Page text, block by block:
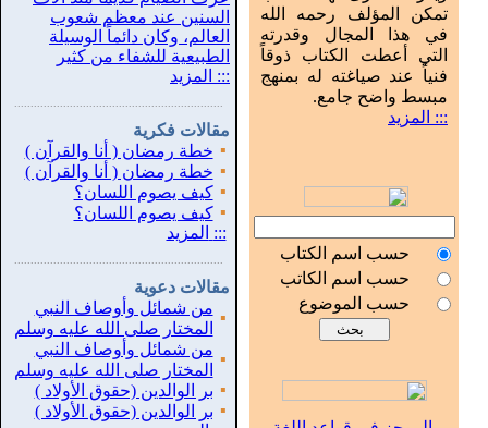
السنين عند معظم شعوب
العالم، وكان دائماً الوسيلة
الطبيعية للشفاء من كثير
::: المزيد
مقالات فكرية
▪ خطة رمضان ( أنا والقرآن )
▪ خطة رمضان ( أنا والقرآن )
▪ كيف يصوم اللسان؟
▪ كيف يصوم اللسان؟
::: المزيد
مقالات دعوية
▪
من شمائل وأوصاف النبي
المختار صلى الله عليه وسلم
▪
من شمائل وأوصاف النبي
المختار صلى الله عليه وسلم
▪ بر الوالدين (حقوق الأولاد )
▪ بر الوالدين (حقوق الأولاد )
تمكن المؤلف رحمه الله
في هذا المجال وقدرته
التي أعطت الكتاب ذوقاً
فنياً عند صياغته له بمنهج
مبسط واضح جامع.
::: المزيد
حسب اسم الكتاب
حسب اسم الكاتب
حسب الموضوع